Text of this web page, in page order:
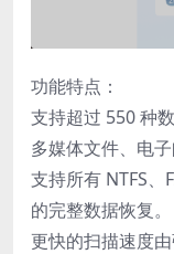
功能特点：
支持超过 550 种
多媒体文件、电子
支持所有 NTFS、
的完整数据恢复。
更快的扫描速度